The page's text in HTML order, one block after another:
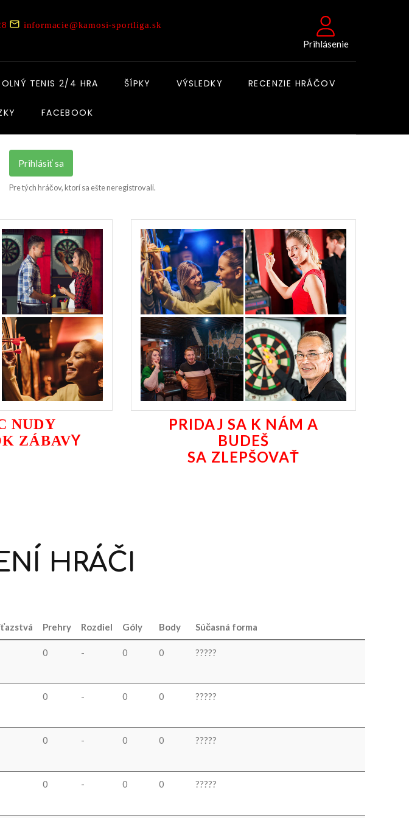
informacie@kamosi-sportliga.sk
Prihlásenie
TENIS 2/4 HRA ŠÍPKY VÝSLEDKY RECENZIE HRÁČOV
FACEBOOK
Prihlásiť sa
Pre tých hráčov, ktorí sa ešte neregistrovali.
NUDY
ZÁBAVY
PRIDAJ SA K NÁM A
BUDEŠ
SA ZLEPŠOVAŤ
HRÁČI
Prehry Rozdiel Góly Body Súčasná forma
0 - 0 0 ?????
0 - 0 0 ?????
0 - 0 0 ?????
0 - 0 0 ?????